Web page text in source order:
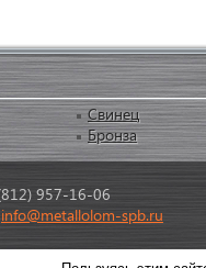
Свинец
Бронза
957-16-06
info@metallolom-spb.ru